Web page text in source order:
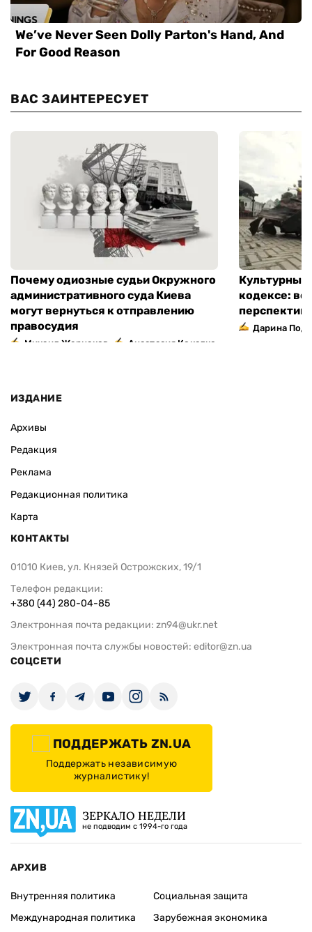
ВАС ЗАИНТЕРЕСУЕТ
Почему одиозные судьи Окружного
административного суда Киева
могут вернуться к отправлению
правосудия
Михаил Жернаков Анастасия Кокалко
Культурный
кодексе:
Дарина
ИЗДАНИЕ
Архивы
Редакция
Реклама
Редакционная политика
Карта
КОНТАКТЫ
01010 Киев, ул. Князей Острожских, 19/1
Телефон редакции:
+380 (44) 280-04-85
Электронная почта редакции: zn94@ukr.net
Электронная почта службы новостей: editor@zn.ua
СОЦСЕТИ
ПОДДЕРЖАТЬ ZN.UA
Поддержать независимую
журналистику!
ЗЕРКАЛО НЕДЕЛИ
не подводим с 1994-го года
АРХИВ
Внутренняя политика
Международная политика
Социальная защита
Зарубежная экономика